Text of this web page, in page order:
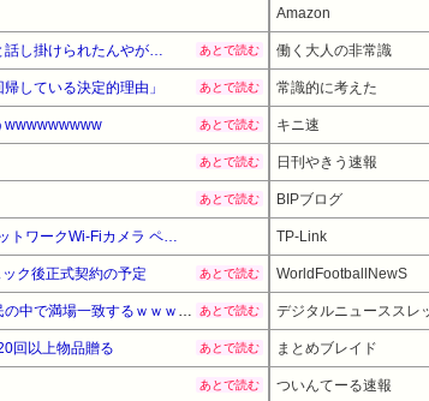
Amazon
話し掛けられたんやが… あとで読む 働く大人の非常識
している決定的理由」 あとで読む 常識的に考えた
wwwwwwwww あとで読む キニ速
あとで読む 日刊やきう速報
あとで読む BIPブログ
【暮らし応援サマーSale】【23%OFF！】 【Amazon Alexa 認定取得】 TP-Link ネットワークWi-Fiカメラ ペットカメラ フルHD 屋内カメラ 夜間撮影 相互音声会話 動作検知 スマホ通知 ドーム型防犯カメラ Tapo C200 3年保証 TP-Link
ク後正式契約の予定 あとで読む WorldFootballNewS
『モンハン』【衝撃】モンハンで（いつも不遇すぎだろ…）と思う武器、ネット民の中で満場一致するｗｗｗｗその武器がこちら…ヤバすぎる… あとで読む デジタルニューススレ
回以上物品贈る あとで読む まとめブレイド
あとで読む ついんてーる速報